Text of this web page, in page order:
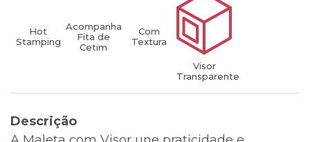
Hot
Stamping
Acompanha
Fita de
Cetim
Com
Textura
Visor
Transparente
Descrição